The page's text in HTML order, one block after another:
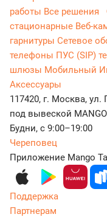
работы Все решения
стационарные Веб-
гарнитуры Сетевое
телефоны ПУС (SIP)
шлюзы Мобильный
Аксессуары
117420, г. Москва,
под вывеской MANGO
Будни, с 9:00–19:00
Череповец
Приложение Mango
Поддержка
Партнерам